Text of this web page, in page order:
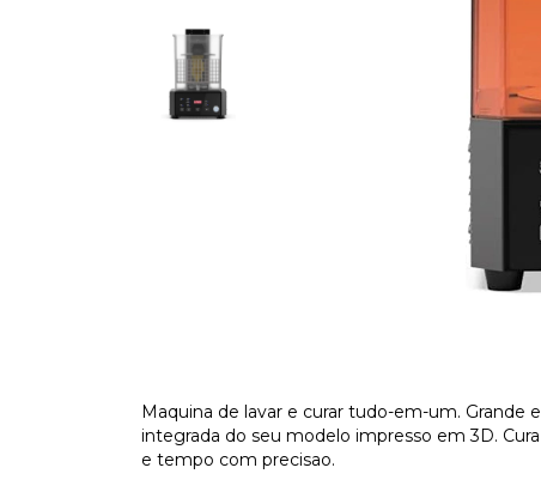
Maquina de lavar e curar tudo-em-um. Grande
integrada do seu modelo impresso em 3D.
e tempo com precisao.